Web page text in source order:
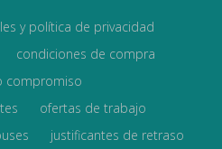
y política de privacidad
condiciones de compra
compromiso
ofertas de trabajo
justificantes de retraso